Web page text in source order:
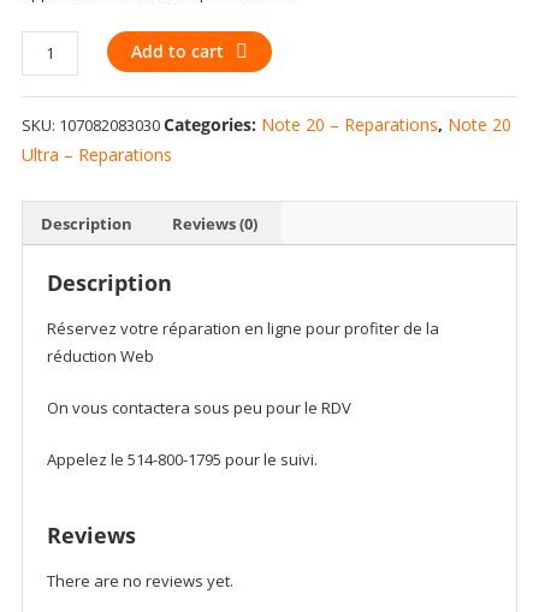
STYLUS
PEN
COMPATIBLE
FOR
SAMSUNG
NOTE
ULTRA
(PREMIUM)
Add to cart
SKU: 107082083030Categories: Note 20 – Reparations, Note 20
Ultra – Reparations
Description Reviews (0)
Description
Réservez votre réparation en ligne pour profiter de la
réduction Web
On vous contactera sous peu pour le RDV
Appelez le 514-800-1795 pour le suivi.
Reviews
There are no reviews yet.